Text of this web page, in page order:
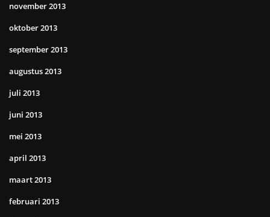
november 2013
oktober 2013
september 2013
augustus 2013
juli 2013
juni 2013
mei 2013
april 2013
maart 2013
februari 2013